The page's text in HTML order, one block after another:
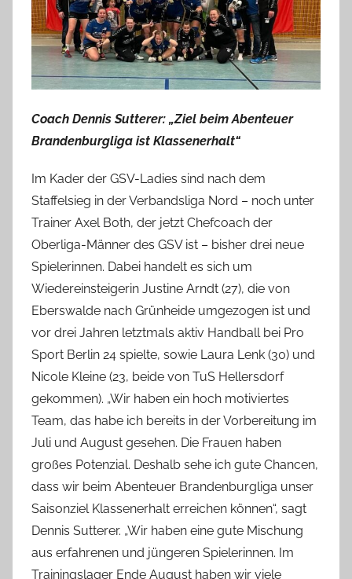
Coach Dennis Sutterer: „Ziel beim Abenteuer
Brandenburgliga ist Klassenerhalt“
Im Kader der GSV-Ladies sind nach dem
Staffelsieg in der Verbandsliga Nord – noch unter
Trainer Axel Both, der jetzt Chefcoach der
Oberliga-Männer des GSV ist – bisher drei neue
Spielerinnen. Dabei handelt es sich um
Wiedereinsteigerin Justine Arndt (27), die von
Eberswalde nach Grünheide umgezogen ist und
vor drei Jahren letztmals aktiv Handball bei Pro
Sport Berlin 24 spielte, sowie Laura Lenk (30) und
Nicole Kleine (23, beide von TuS Hellersdorf
gekommen). „Wir haben ein hoch motiviertes
Team, das habe ich bereits in der Vorbereitung im
Juli und August gesehen. Die Frauen haben
großes Potenzial. Deshalb sehe ich gute Chancen,
dass wir beim Abenteuer Brandenburgliga unser
Saisonziel Klassenerhalt erreichen können“, sagt
Dennis Sutterer. „Wir haben eine gute Mischung
aus erfahrenen und jüngeren Spielerinnen. Im
Trainingslager Ende August haben wir viele